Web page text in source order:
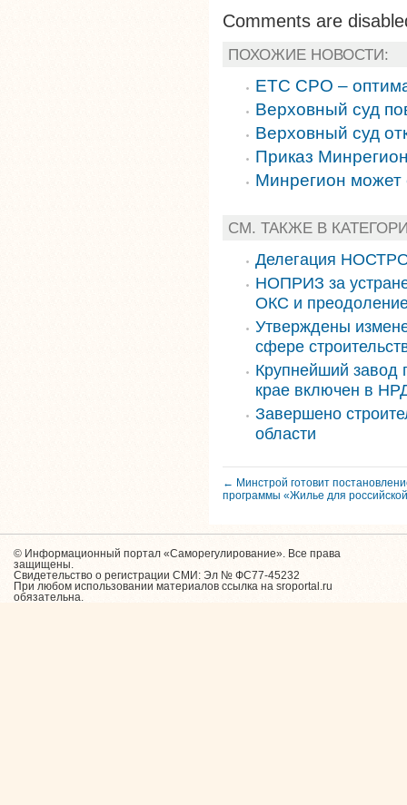
Comments are
ПОХОЖИЕ НОВОСТИ:
ЕТС СРО –
Верховный суд
Верховный суд
Приказ
Минрегион
СМ. ТАКЖЕ В
Делегация
НОПРИЗ за
ОКС и
Утверждены
сфере
Крупнейший завод
крае включен в
Завершено
области
← Минстрой готовит
программы «Жилье для
© Информационный портал «Саморегулирование». Все права
защищены.
Свидетельство о регистрации СМИ: Эл № ФС77-45232
При любом использовании материалов ссылка на sroportal.ru
обязательна.